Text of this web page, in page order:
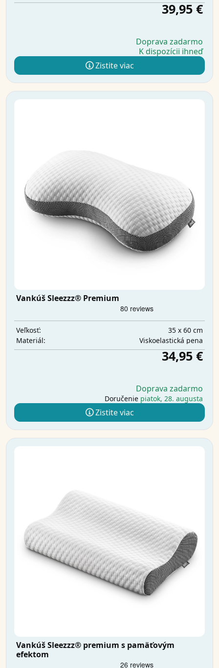
39,95 €
Doprava zadarmo
K dispozícii ihneď
Zistite viac
Vankúš Sleezzz® Premium
Veľkosť:
35 x 60 cm
Materiál:
Viskoelastická pena
34,95 €
Doprava zadarmo
Doručenie piatok, 28. augusta
Zistite viac
Vankúš Sleezzz® premium s pamäťovým
efektom